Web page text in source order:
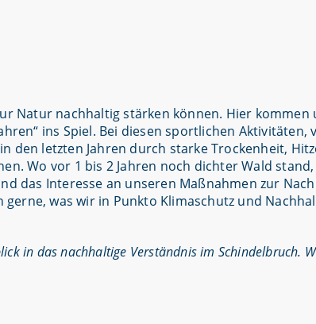
Natur nachhaltig stärken können. Hier kommen
ins Spiel. Bei diesen sportlichen Aktivitäten,
den letzten Jahren durch starke Trockenheit,
Wo vor 1 bis 2 Jahren noch dichter Wald
das Interesse an unseren Maßnahmen zur
was wir in Punkto Klimaschutz und
in das nachhaltige Verständnis im Schindelbruch.